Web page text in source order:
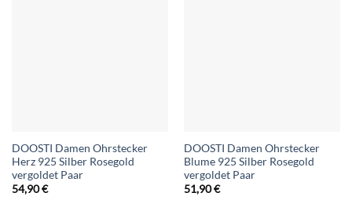
DOOSTI Damen Ohrstecker
Herz 925 Silber Rosegold
vergoldet Paar
54,90€
DOOSTI Damen Ohrstecker
Blume 925 Silber Rosegold
vergoldet Paar
51,90€